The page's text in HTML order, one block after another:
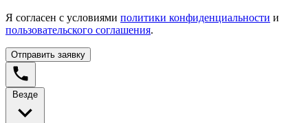
Я согласен с условиями политики конфиденциальности и
пользовательского соглашения.
Отправить заявку
Везде